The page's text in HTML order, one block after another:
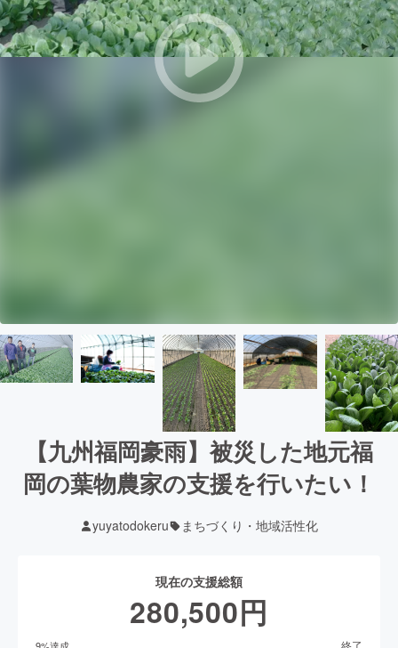
【九州福岡豪雨】被災した地元福
岡の葉物農家の支援を行いたい！
yuyatodokeru まちづくり・地域活性化
現在の支援総額
280,500円